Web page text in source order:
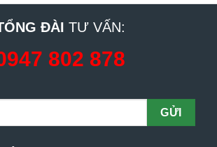
ĐÀI TƯ VẤN:
802 878